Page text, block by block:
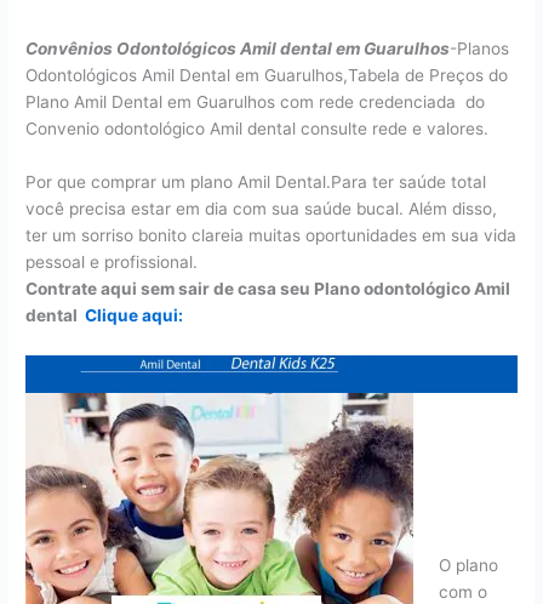
Convênios Odontológicos Amil dental em Guarulhos-Planos
Odontológicos Amil Dental em Guarulhos,Tabela de Preços do
Plano Amil Dental em Guarulhos com rede credenciada do
Convenio odontológico Amil dental consulte rede e valores.
Por que comprar um plano Amil Dental.Para ter saúde total
você precisa estar em dia com sua saúde bucal. Além disso,
ter um sorriso bonito clareia muitas oportunidades em sua vida
pessoal e profissional.
Contrate aqui sem sair de casa seu Plano odontológico Amil
dental Clique aqui:
O plano
com o